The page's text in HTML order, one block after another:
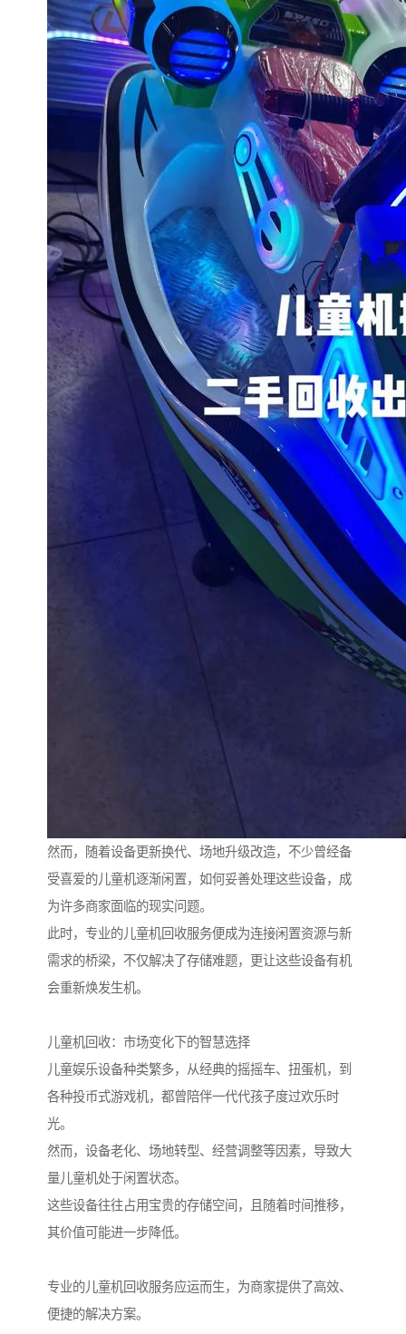
然而，随着设备更新换代、场地升级改造，不少曾经备
受喜爱的儿童机逐渐闲置，如何妥善处理这些设备，成
为许多商家面临的现实问题。
此时，专业的儿童机回收服务便成为连接闲置资源与新
需求的桥梁，不仅解决了存储难题，更让这些设备有机
会重新焕发生机。
儿童机回收：市场变化下的智慧选择
儿童娱乐设备种类繁多，从经典的摇摇车、扭蛋机，到
各种投币式游戏机，都曾陪伴一代代孩子度过欢乐时
光。
然而，设备老化、场地转型、经营调整等因素，导致大
量儿童机处于闲置状态。
这些设备往往占用宝贵的存储空间，且随着时间推移，
其价值可能进一步降低。
专业的儿童机回收服务应运而生，为商家提供了高效、
便捷的解决方案。